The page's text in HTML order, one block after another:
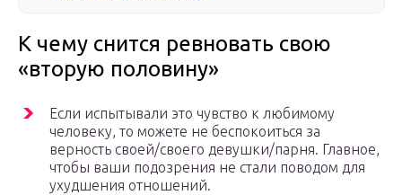
К чему снится ревновать свою
«вторую половину»
Если испытывали это чувство к любимому
человеку, то можете не беспокоиться за
верность своей/своего девушки/парня. Главное,
чтобы ваши подозрения не стали поводом для
ухудшения отношений.